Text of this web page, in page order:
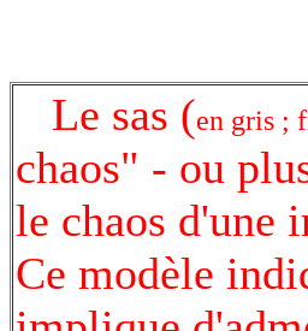
Le sas (en gris ;
chaos" - ou
le chaos d'une
Ce modèle